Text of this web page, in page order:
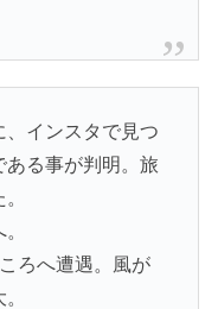
、インスタで見つ
ある事が判明。旅
ろへ遭遇。風が